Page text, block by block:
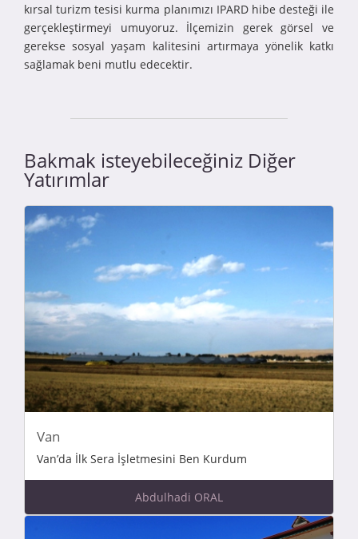
kırsal turizm tesisi kurma planımızı IPARD hibe desteği ile
gerçekleştirmeyi umuyoruz. İlçemizin gerek görsel ve
gerekse sosyal yaşam kalitesini artırmaya yönelik katkı
sağlamak beni mutlu edecektir.
Bakmak isteyebileceğiniz Diğer
Yatırımlar
Van
Van’da İlk Sera İşletmesini Ben Kurdum
Abdulhadi ORAL